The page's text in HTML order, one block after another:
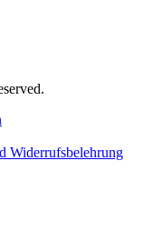
Widerrufsbelehrung